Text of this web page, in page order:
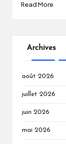
Read More
Archives
août 2026
juillet 2026
juin 2026
mai 2026